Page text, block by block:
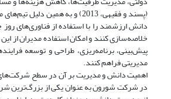
(پسند و فقیهی، 2013) و به همین
دانش ارزشمند را با استفاده از فناوری‌های
خلاصه‌سازی کنند و امکان استفاده مدیران از
پیش‌بینی، برنامه‌ریزی، طراحی و توسعه
مدیریتی فراهم کنند.
اهمیت دانش و مدیریت بر آن در سطح
در شرکت شورون به عنوان یکی از بزرگ‌ترین